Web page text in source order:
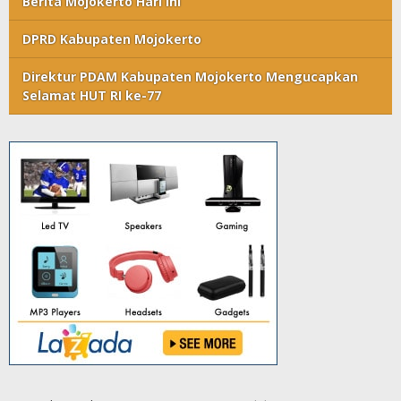
DPRD Kabupaten Mojokerto
Direktur PDAM Kabupaten Mojokerto Mengucapkan
Selamat HUT RI ke-77